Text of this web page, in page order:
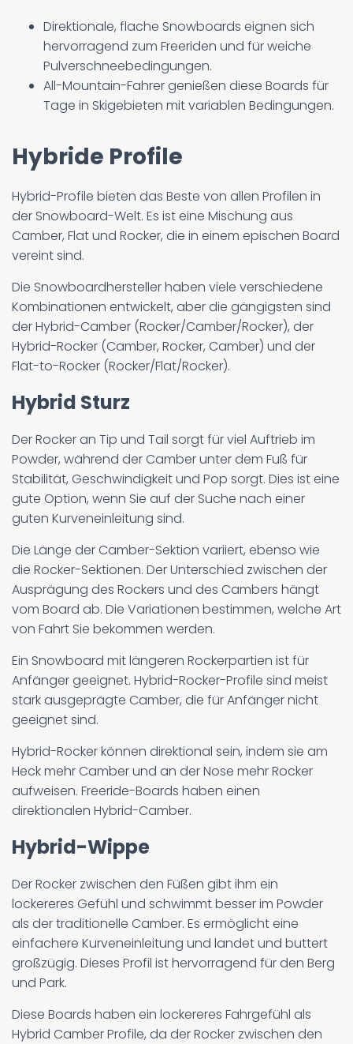
Direktionale, flache Snowboards eignen sich
hervorragend zum Freeriden und für weiche
Pulverschneebedingungen.
All-Mountain-Fahrer genießen diese Boards für
Tage in Skigebieten mit variablen Bedingungen.
Hybride Profile
Hybrid-Profile bieten das Beste von allen Profilen in
der Snowboard-Welt. Es ist eine Mischung aus
Camber, Flat und Rocker, die in einem epischen Board
vereint sind.
Die Snowboardhersteller haben viele verschiedene
Kombinationen entwickelt, aber die gängigsten sind
der Hybrid-Camber (Rocker/Camber/Rocker), der
Hybrid-Rocker (Camber, Rocker, Camber) und der
Flat-to-Rocker (Rocker/Flat/Rocker).
Hybrid Sturz
Der Rocker an Tip und Tail sorgt für viel Auftrieb im
Powder, während der Camber unter dem Fuß für
Stabilität, Geschwindigkeit und Pop sorgt. Dies ist eine
gute Option, wenn Sie auf der Suche nach einer
guten Kurveneinleitung sind.
Die Länge der Camber-Sektion variiert, ebenso wie
die Rocker-Sektionen. Der Unterschied zwischen der
Ausprägung des Rockers und des Cambers hängt
vom Board ab. Die Variationen bestimmen, welche Art
von Fahrt Sie bekommen werden.
Ein Snowboard mit längeren Rockerpartien ist für
Anfänger geeignet. Hybrid-Rocker-Profile sind meist
stark ausgeprägte Camber, die für Anfänger nicht
geeignet sind.
Hybrid-Rocker können direktional sein, indem sie am
Heck mehr Camber und an der Nose mehr Rocker
aufweisen. Freeride-Boards haben einen
direktionalen Hybrid-Camber.
Hybrid-Wippe
Der Rocker zwischen den Füßen gibt ihm ein
lockereres Gefühl und schwimmt besser im Powder
als der traditionelle Camber. Es ermöglicht eine
einfachere Kurveneinleitung und landet und buttert
großzügig. Dieses Profil ist hervorragend für den Berg
und Park.
Diese Boards haben ein lockereres Fahrgefühl als
Hybrid Camber Profile, da der Rocker zwischen den